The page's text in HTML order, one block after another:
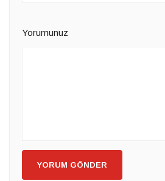
Yorumunuz
YORUM GÖNDER